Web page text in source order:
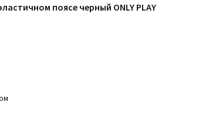
поясе черный ONLY PLAY